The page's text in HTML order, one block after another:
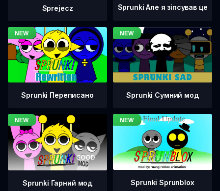
Sprejecz Sprunki Але я зіпсував це
Sprunki Переписано Sprunki Сумний мод
Sprunki Гарний мод Sprunki Sprunblox